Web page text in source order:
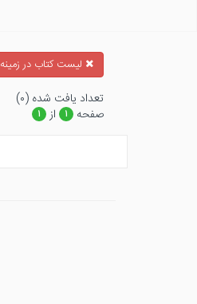
ليست كتاب در زمينه
تعداد يافت شده (۰)
صفحه
۱ از ۱